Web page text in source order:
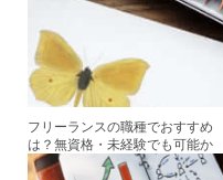
o
フリーランスの職種でおすすめ
は？無資格・未経験でも可能か